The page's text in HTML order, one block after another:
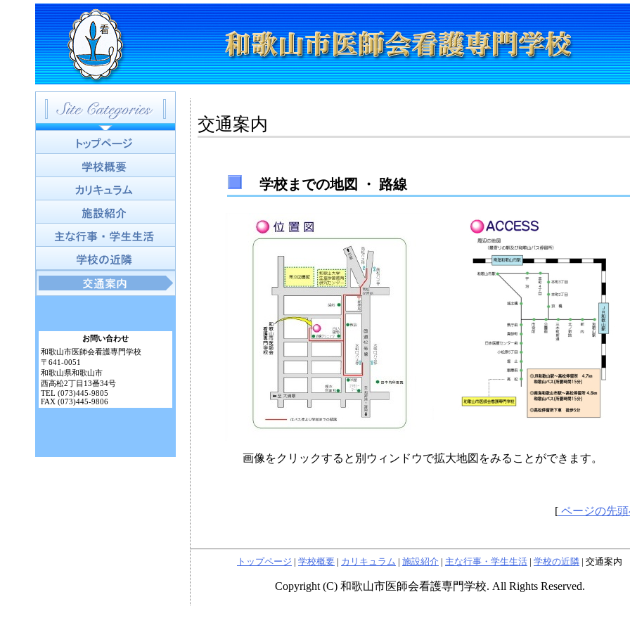
お問い合わせ
和歌山市医師会看護専門学校
〒641-0051
和歌山県和歌山市
西高松2丁目13番34号
TEL (073)445-9805
FAX (073)445-9806
交通案内
学校までの地図 ・ 路線
画像をクリックすると別ウィンドウで拡大地図をみることができます。
[ ページの先
トップページ | 学校概要 | カリキュラム | 施設紹介 | 主な行事・学生生活 | 学校の近隣 | 交通案内
Copyright (C) 和歌山市医師会看護専門学校. All Rights Reserved.